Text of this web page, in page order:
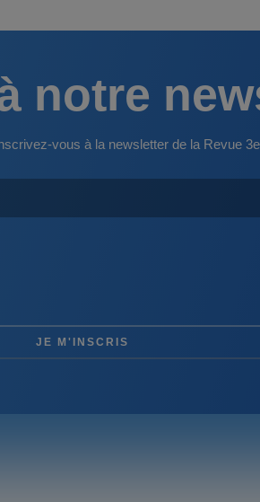
notre
vous à la newsletter de la Revue